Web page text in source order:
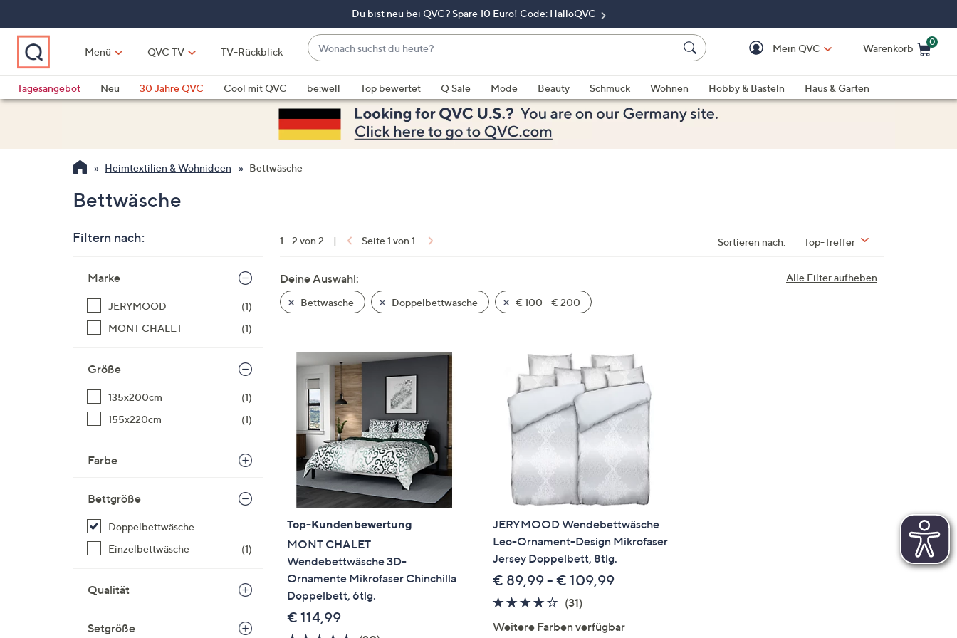
springen
Du bist neu bei QVC? Spare 10 Euro! Code: HalloQVC
Menü QVC TV TV-Rückblick
Wonach
suchst
du
heute?
Vorschläge
verfügbar
sind,
verwenden
und
unten
oder
wischen
Touch-
Geräten
nach
links
bzw.
rechts,
um
diese
anzuzeigen.
Mein QVC Warenkorb
0
Tagesangebot
Neu 30 Jahre QVC Cool mit QVC be:well Top bewertet Q Sale Mode Beauty Schmuck Wohnen Hobby & Basteln
Haus & Garten
Heimtextilien & Wohnideen Bettwäsche
Bettwäsche
Filtern nach:
Produktliste
Marke
JERYMOOD
(1)
MONT CHALET
(1)
Größe
135x200cm
(1)
155x220cm
(1)
Farbe
Bettgröße
Doppelbettwäsche
Einzelbettwäsche
(1)
Qualität
Setgröße
1 - 2 von 2 | Seite 1 von 1 Sortieren nach: Top-Treffer
Alle Filter aufheben
Deine Auswahl:
Bettwäsche Doppelbettwäsche € 100 - € 200
Top-Kundenbewertung
MONT CHALET
Wendebettwäsche 3D-
Ornamente Mikrofaser Chinchilla
Doppelbett, 6tlg.
€ 114,99
JERYMOOD Wendebettwäsche
Leo-Ornament-Design Mikrofaser
Jersey Doppelbett, 8tlg.
€ 89,99 - € 109,99
4.2
(31)
Weitere Farben verfügbar